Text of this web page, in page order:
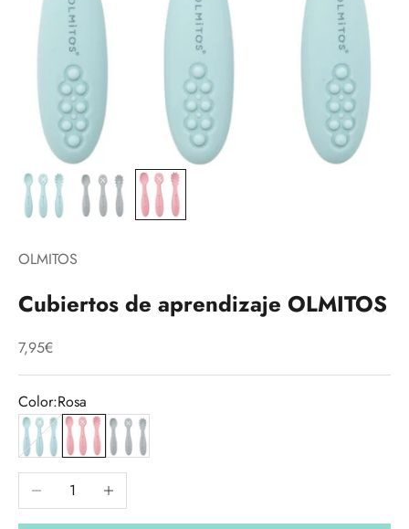
OLMITOS
Cubiertos de aprendizaje OLMITOS
Precio de oferta
7,95€
Color:Rosa
Azul
Rosa Gris
Reducir cantidadAumentar cantidad